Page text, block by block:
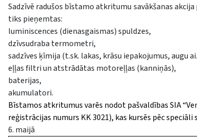
Sadzīvē radušos bīstamo atkritumu savākšanas
tiks pieņemtas:
luminiscences (dienasgaismas) spuldzes,
dzīvsudraba termometri,
sadzīves ķīmija (t.sk. lakas, krāsu iepakojumus, augu
eļļas filtri un atstrādātas motoreļļas (kanniņās),
baterijas,
akumulatori.
Bīstamos atkritumus varēs nodot pašvaldības SIA
reģistrācijas numurs KK 3021), kas kursēs pēc
6. maijā